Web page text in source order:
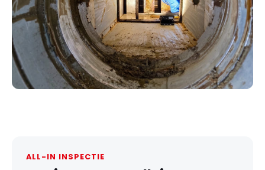
ALL-IN INSPECTIE